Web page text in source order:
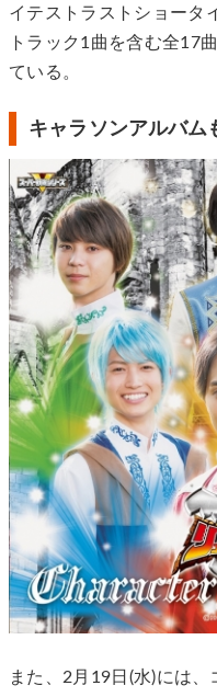
イテストラストショータ
トラック1曲を含む全17
ている。
キャラソンアルバム
また、2月19日(水)には